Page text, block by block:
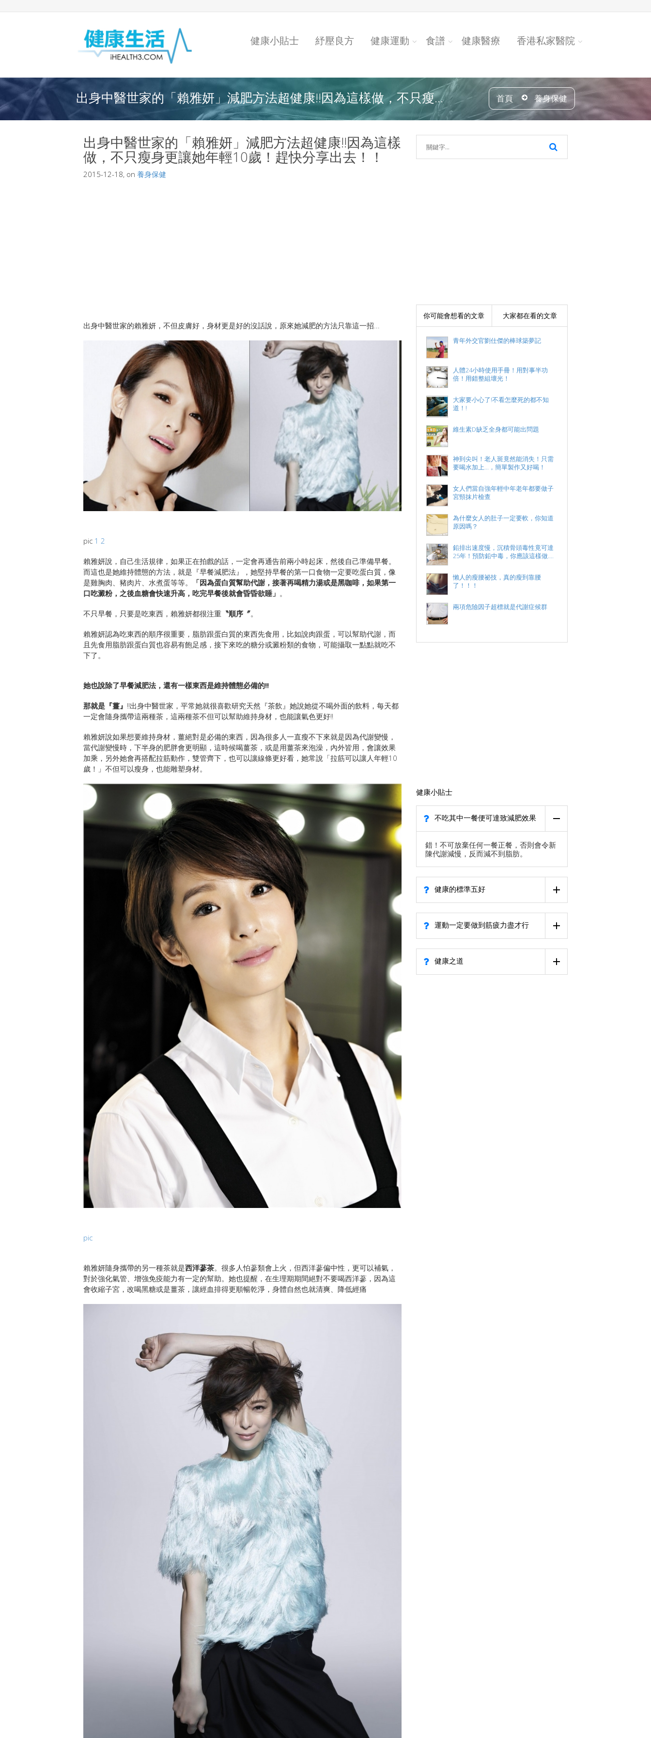
健康小貼士 紓壓良方 健康運動 食譜 健康醫療 香港私家醫院
出身中醫世家的「賴雅妍」減肥方法超健康!!因為這樣做，不只瘦... 首頁 養身保健
出身中醫世家的「賴雅妍」減肥方法超健康!!因為這樣
做，不只瘦身更讓她年輕10歲！趕快分享出去！！
2015-12-18, on 養身保健
出身中醫世家的賴雅妍，不但皮膚好，身材更是好的沒話說，原來她減肥的方法只靠這一招...
pic 1 2
賴雅妍說，自己生活規律，如果正在拍戲的話，一定會再通告前兩小時起床，然後自己準備早餐。
而這也是她維持體態的方法，就是『早餐減肥法』，她堅持早餐的第一口食物一定要吃蛋白質，像
是雞胸肉、豬肉片、水煮蛋等等。
「因為蛋白質幫助代謝，接著再喝精力湯或是黑咖啡，如果第一
口吃澱粉，之後血糖會快速升高，吃完早餐後就會昏昏欲睡」 。
不只早餐，只要是吃東西，賴雅妍都很注重 〝順序〞。
賴雅妍認為吃東西的順序很重要，脂肪跟蛋白質的東西先食用，比如說肉跟蛋，可以幫助代謝，而
且先食用脂肪跟蛋白質也容易有飽足感，接下來吃的糖分或澱粉類的食物，可能攝取一點點就吃不
下了。
她也說除了早餐減肥法，還有一樣東西是維持體態必備的!!
那就是『薑』 !!出身中醫世家，平常她就很喜歡研究天然『茶飲』她說她從不喝外面的飲料，每天都
一定會隨身攜帶這兩種茶，這兩種茶不但可以幫助維持身材，也能讓氣色更好!!
賴雅妍說如果想要維持身材，薑絕對是必備的東西，因為很多人一直瘦不下來就是因為代謝變慢，
當代謝變慢時，下半身的肥胖會更明顯，這時候喝薑茶，或是用薑茶來泡澡，內外皆用，會讓效果
加乘，另外她會再搭配拉筋動作，雙管齊下，也可以讓線條更好看，她常說「拉筋可以讓人年輕10
歲！」不但可以瘦身，也能雕塑身材。
pic
賴雅妍隨身攜帶的另一種茶就是西洋蔘茶。很多人怕蔘類會上火，但西洋蔘偏中性，更可以補氣，
對於強化氣管、增強免疫能力有一定的幫助。她也提醒，在生理期期間絕對不要喝西洋蔘，因為這
會收縮子宮，改喝黑糖或是薑茶，讓經血排得更順暢乾淨，身體自然也就清爽、降低經痛
你可能會想看的文章 大家都在看的文章
青年外交官劉仕傑的棒球築夢記
人體24小時使用手冊！用對事半功
倍！用錯整組壞光！
大家要小心了!不看怎麼死的都不知
道！!
維生素D缺乏全身都可能出問題
神到尖叫！老人斑竟然能消失！只需
要喝水加上...，簡單製作又好喝！
女人們當自強年輕中年老年都要做子
宮頸抹片檢查
為什麼女人的肚子一定要軟，你知道
原因嗎？
鉛排出速度慢，沉積骨頭毒性竟可達
25年！預防鉛中毒，你應該這樣做....
懶人的瘦腰祕技，真的瘦到靠腰
了！！！
兩項危險因子超標就是代謝症候群
健康小貼士
不吃其中一餐便可達致減肥效果
錯！不可放棄任何一餐正餐，否則會令新
陳代謝減慢，反而減不到脂肪。
健康的標準五好
運動一定要做到筋疲力盡才行
健康之道